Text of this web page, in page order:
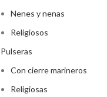
Nenes y nenas
Religiosos
Pulseras
Con cierre marineros
Religiosas